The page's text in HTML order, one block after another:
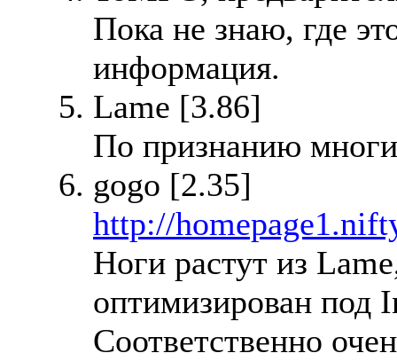
Пока не знаю, где
инфоpмация.
Lame [3.86]
По признанию
gogo [2.35]
http://
Hоги растут из
оптимизирован под
Соответственно